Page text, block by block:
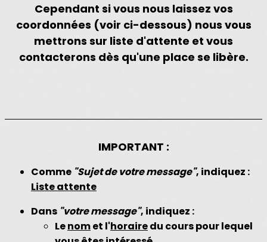
Cependant si vous nous laissez vos
coordonnées (voir ci-dessous) nous vous
mettrons sur liste d'attente et vous
contacterons dès qu'une place se libère.
IMPORTANT :
Comme "Sujet de votre message", indiquez :
Liste attente
Dans "votre message", indiquez :
Lenomet l'horairedu cours pour lequel